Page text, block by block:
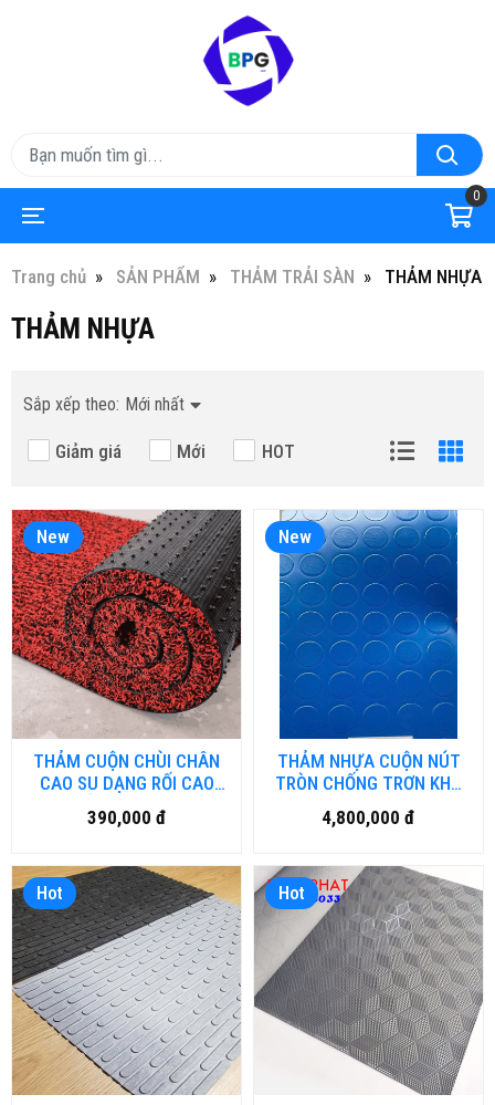
0
Trang chủ SẢN PHẨM THẢM TRẢI SÀN THẢM NHỰA
THẢM NHỰA
Sắp xếp theo: Mới nhất
Giảm giá Mới HOT
New
THẢM CUỘN CHÙI CHÂN
CAO SU DẠNG RỐI CAO
CẤP NH-NR.HN
390,000 đ
New
THẢM NHỰA CUỘN NÚT
TRÒN CHỐNG TRƠN KHỔ
2MX25M NH.DN-HN
4,800,000 đ
Hot Hot